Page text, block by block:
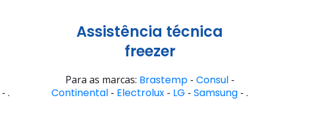
- .
Assistência técnica
freezer
Para as marcas: Brastemp- Consul-
Continental - Electrolux - LG - Samsung - .